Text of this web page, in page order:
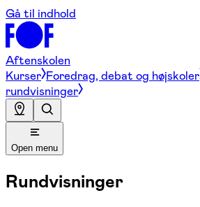
Gå til indhold
Aftenskolen
Kurser Foredrag, debat og højskoler
rundvisninger
Open menu
Rundvisninger